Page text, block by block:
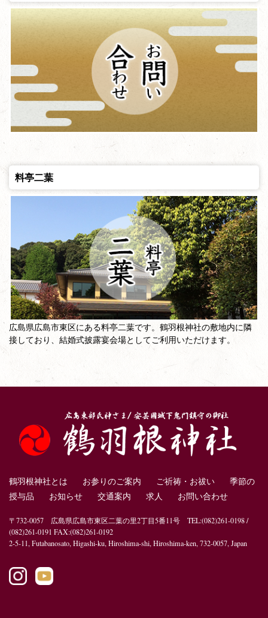
料亭二葉
広島県広島市東区にある料亭二葉です。鶴羽根神社の敷地内に隣
接しており、結婚式披露宴会場としてご利用いただけます。
鶴羽根神社とは お参りのご案内 ご祈祷・お祓い
季節の
授与品
お知らせ 交通案内 求人 お問い合わせ
〒732-0057 広島県広島市東区二葉の里2丁目5番11号 TEL:(082)261-0198 /
(082)261-0191 FAX:(082)261-0192
2-5-11, Futabanosato, Higashi-ku, Hiroshima-shi, Hiroshima-ken, 732-0057, Japan